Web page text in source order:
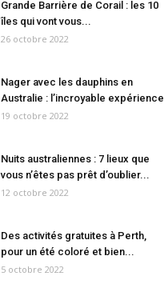
Grande Barrière de Corail : les 10
îles qui vont vous...
26 octobre 2022
Nager avec les dauphins en
Australie : l’incroyable expérience
19 octobre 2022
Nuits australiennes : 7 lieux que
vous n’êtes pas prêt d’oublier...
12 octobre 2022
Des activités gratuites à Perth,
pour un été coloré et bien...
5 octobre 2022